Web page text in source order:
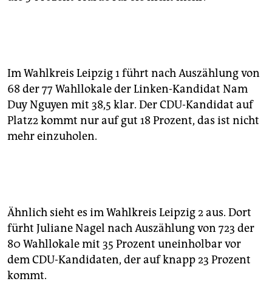
Im Wahlkreis Leipzig 1 führt nach Auszählung von
68 der 77 Wahllokale der Linken-Kandidat Nam
Duy Nguyen mit 38,5 klar. Der CDU-Kandidat auf
Platz2 kommt nur auf gut 18 Prozent, das ist nicht
mehr einzuholen.
Ähnlich sieht es im Wahlkreis Leipzig 2 aus. Dort
fürht Juliane Nagel nach Auszählung von 723 der
80 Wahllokale mit 35 Prozent uneinholbar vor
dem CDU-Kandidaten, der auf knapp 23 Prozent
kommt.